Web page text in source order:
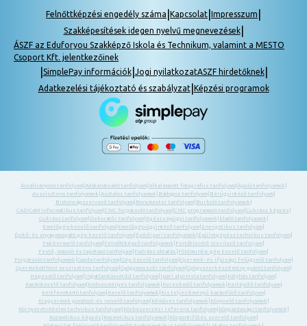
Felnőttképzési engedély száma Kapcsolat Impresszum
Szakképesítések idegen nyelvű megnevezések|
ÁSZF az Eduforyou Szakképző Iskola és Technikum, valamint a MESTO
Csoport Kft. jelentkezőinek
SimplePay információk| Jogi nyilatkozatASZF hirdetőknek|
Adatkezelési tájékoztató és szabályzat| Képzési programok
Ácsállványozó tanfolyam| Adótanácsadó tanfolyam| Alkalmazott fotográfus tanfolyam| Ápoló tanfolyamok
Asszisztens tanfolyamok Asztalos tanfolyamok Bádogos tanfolyam| Bérügyintéző tanfolyam|
Biztonságszervező tanfolyam| Boncmester tanfolyam| Burkoló tanfolyamok
CAD-CAM informatikus tanfolyam| CNC forgácsoló tanfolyam| CNC programozó tanfolyam| Cukrász képzés
Cukrász tanfolyam| Dekoratőr tanfolyam| Egészségügyi tanfolyamok Eladó tanfolyamok
Emelőgép-kezelő tanfolyam Emelőgép-ügyintéző tanfolyam Energetikus tanfolyam
Építő- és anyagmozgató gép kezelő tanfolyam Építőipari tanfolyamok Épületgépész technikus tanfolyam
Fakitermelő tanfolyam Felnőttképző tanfolyamok Fertőtlenítő sterilező tanfolyam
Festő, mázoló és tapétázó tanfolyam Fodrász oktatás Földmunka- gép kezelő tanfolyam
Forgácsoló tanfolyamok Gazda tanfolyam| Gép kezelő tanfolyam| Gyermek- és ifjúsági felügyelő tanfolyam|
Gyermekotthoni asszisztens tanfolyam| Gyógymasszőr tanfolyam| Gyógyszerkészítmény gyártó tanfolyam|
Hegesztő tanfolyam Ingatlanközvetítő tanfolyam Ipari alpinista tanfolyam Kályhás tanfolyam
Kazánkezelő tanfolyam| Kedvezményes tanfolyamok Kereskedő tanfolyamok Kertépítő tanfolyam|
Kertfenntartó tanfolyam| Kezelő tanfolyamok Kis teljesítményű kazánfűtő tanfolyam|
Kisgyermek gondozó -és nevelő tanfolyam| Kőműves tanfolyamok Könyvelő tanfolyamok
Környezetvédelmi technikus tanfolyam| Közbeszerzési referens tanfolyam| Közgazdasági tanfolyamok
Kozmetikus képzés Kozmetikus tanfolyamok Központifűtés szerelő tanfolyam|